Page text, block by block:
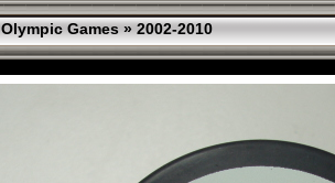
Olympic Games » 2002-2010